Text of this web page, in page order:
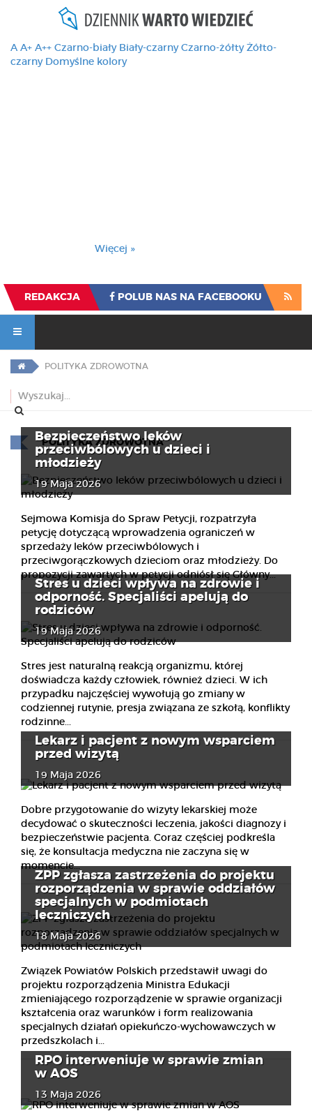
A A+ A++ Czarno-biały Biały-czarny Czarno-żółty Żółto-
czarny Domyślne kolory
Więcej »
REDAKCJA POLUB NAS NA FACEBOOKU
POLITYKA ZDROWOTNA
POLITYKA ZDROWOTNA
Bezpieczeństwo leków
przeciwbólowych u dzieci i
młodzieży
19 Maja 2026
Sejmowa Komisja do Spraw Petycji, rozpatrzyła
petycję dotyczącą wprowadzenia ograniczeń w
sprzedaży leków przeciwbólowych i
przeciwgorączkowych dzieciom oraz młodzieży. Do
propozycji zawartych w petycji odniósł się Główny...
Stres u dzieci wpływa na zdrowie i
odporność. Specjaliści apelują do
rodziców
19 Maja 2026
Stres jest naturalną reakcją organizmu, której
doświadcza każdy człowiek, również dzieci. W ich
przypadku najczęściej wywołują go zmiany w
codziennej rutynie, presja związana ze szkołą, konflikty
rodzinne...
Lekarz i pacjent z nowym wsparciem
przed wizytą
19 Maja 2026
Dobre przygotowanie do wizyty lekarskiej może
decydować o skuteczności leczenia, jakości diagnozy i
bezpieczeństwie pacjenta. Coraz częściej podkreśla
się, że konsultacja medyczna nie zaczyna się w
momencie...
ZPP zgłasza zastrzeżenia do projektu
rozporządzenia w sprawie oddziałów
specjalnych w podmiotach
leczniczych
18 Maja 2026
Związek Powiatów Polskich przedstawił uwagi do
projektu rozporządzenia Ministra Edukacji
zmieniającego rozporządzenie w sprawie organizacji
kształcenia oraz warunków i form realizowania
specjalnych działań opiekuńczo-wychowawczych w
przedszkolach i...
RPO interweniuje w sprawie zmian
w AOS
13 Maja 2026